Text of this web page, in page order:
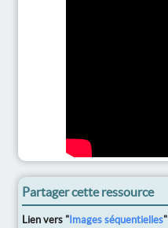
Partager cette ressource
Lien vers " Images séquentielles"